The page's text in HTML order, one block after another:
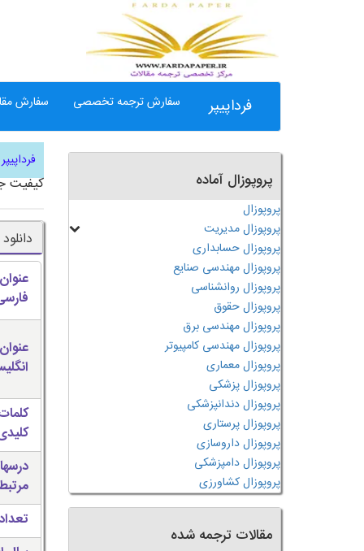
فرداپیپر سفارش ترجمه تخصصی سفارش
فرداپیپر
کیفیت
عنوان
عنوان
پروپوزال آماده
پروپوزال
پروپوزال مدیریت
پروپوزال حسابداری
پروپوزال مهندسی صنایع
پروپوزال روانشناسی
پروپوزال حقوق
پروپوزال مهندسی برق
پروپوزال مهندسی کامپیوتر
پروپوزال معماری
پروپوزال پزشکی
پروپوزال دندانپزشکی
پروپوزال پرستاری
پروپوزال داروسازی
پروپوزال دامپزشکی
پروپوزال کشاورزی
مقالات ترجمه شده